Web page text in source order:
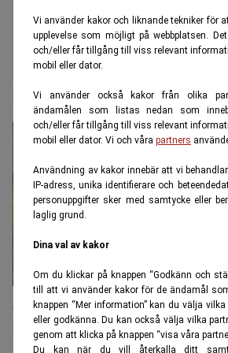
Vi använder kakor och liknande tekniker för
upplevelse som möjligt på webbplatsen.
och/eller får tillgång till viss relevant
mobil eller dator.
Vi använder också kakor från olika
ändamålen som listas nedan som
och/eller får tillgång till viss relevant
mobil eller dator. Vi och våra partners
Användning av kakor innebär att vi
IP-adress, unika identifierare och
personuppgifter sker med samtycke eller
laglig grund.
Dina val av kakor
Om du klickar på knappen “Godkänn och
till att vi använder kakor för de ändamål
knappen “Mer information” kan du välja
eller godkänna. Du kan också välja vilka
genom att klicka på knappen “visa våra
Du kan när du vill återkalla ditt
Ljuspunkten: Här ökar inte
Arbetslösheten håller sig kvar:
nivåer